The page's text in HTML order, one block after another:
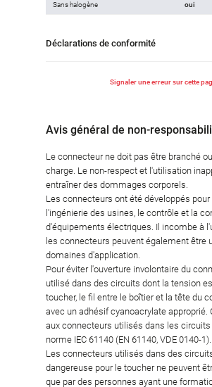
Sans halogène oui
Déclarations de conformité
Signaler une erreur sur cette
Avis général de non-
Le connecteur ne doit pas être branché
charge. Le non-respect et l'utilisation
entraîner des dommages corporels.
Les connecteurs ont été développés
l'ingénierie des usines, le contrôle et la
d'équipements électriques. Il incombe à
les connecteurs peuvent également être
domaines d'application.
Pour éviter l'ouverture involontaire du
utilisé dans des circuits dont la tension
toucher, le fil entre le boîtier et la tête du
avec un adhésif cyanoacrylate approprié.
aux connecteurs utilisés dans les circuits
norme IEC 61140 (EN 61140, VDE 0140-1).
Les connecteurs utilisés dans des
dangereuse pour le toucher ne peuvent
que par des personnes ayant une